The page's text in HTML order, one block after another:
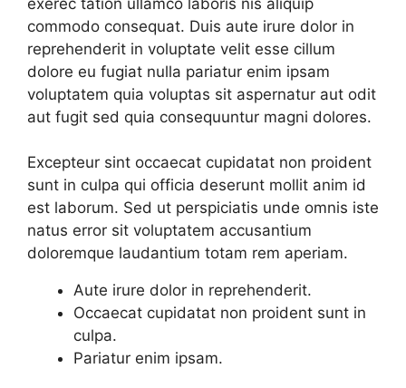
commodo consequat. Duis aute irure dolor in
reprehenderit in voluptate velit esse cillum
dolore eu fugiat nulla pariatur enim ipsam
voluptatem quia voluptas sit aspernatur aut odit
aut fugit sed quia consequuntur magni dolores.
Excepteur sint occaecat cupidatat non proident
sunt in culpa qui officia deserunt mollit anim id
est laborum. Sed ut perspiciatis unde omnis iste
natus error sit voluptatem accusantium
doloremque laudantium totam rem aperiam.
Aute irure dolor in reprehenderit.
Occaecat cupidatat non proident sunt in
culpa.
Pariatur enim ipsam.